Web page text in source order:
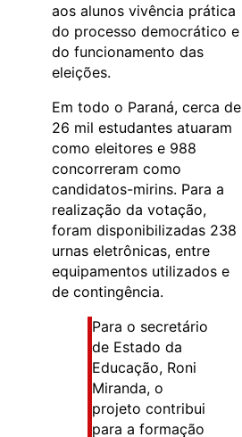
aos alunos vivência prática
do processo democrático e
do funcionamento das
eleições.
Em todo o Paraná, cerca de
26 mil estudantes atuaram
como eleitores e 988
concorreram como
candidatos-mirins. Para a
realização da votação,
foram disponibilizadas 238
urnas eletrônicas, entre
equipamentos utilizados e
de contingência.
Para o secretário
de Estado da
Educação, Roni
Miranda, o
projeto contribui
para a formação